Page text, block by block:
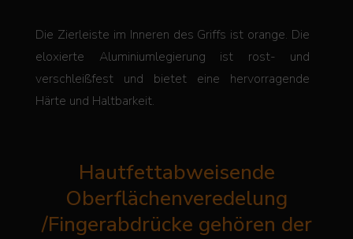
Die Zierleiste im Inneren des Griffs ist orange. Die
eloxierte Aluminiumlegierung ist rost- und
verschleißfest und bietet eine hervorragende
Härte und Haltbarkeit.
Hautfettabweisende
Oberflächenveredelung
/Fingerabdrücke gehören der